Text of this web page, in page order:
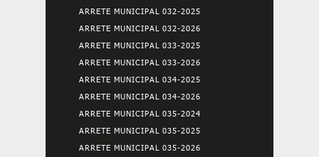
ARRETE MUNICIPAL 032-2025
ARRETE MUNICIPAL 032-2026
ARRETE MUNICIPAL 033-2025
ARRETE MUNICIPAL 033-2026
ARRETE MUNICIPAL 034-2025
ARRETE MUNICIPAL 034-2026
ARRETE MUNICIPAL 035-2024
ARRETE MUNICIPAL 035-2025
ARRETE MUNICIPAL 035-2026